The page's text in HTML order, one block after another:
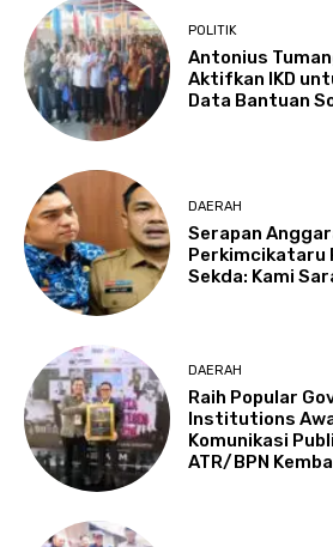
POLITIK
Antonius
Aktifkan IKD
Data Bantuan
DAERAH
Serapan
Perkimcikataru
Sekda: Kami
DAERAH
Raih Popular
Institutions
Komunikasi
ATR/BPN